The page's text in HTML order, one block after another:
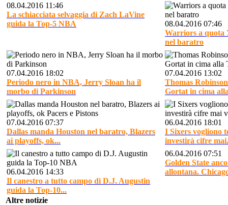
08.04.2016 11:46
La schiacciata selvaggia di Zach LaVine
guida la Top-5 NBA
08.04.2016 07:46
Warriors a quota
nel baratro
07.04.2016 18:02
Periodo nero in NBA, Jerry Sloan ha il
morbo di Parkinson
07.04.2016 13:02
Thomas
Gortat in cima
07.04.2016 07:37
Dallas manda Houston nel baratro, Blazers
ai playoffs, ok...
06.04.2016 18:01
I Sixers vogliono
investirà cifre
06.04.2016 14:33
Il canestro a tutto campo di D.J. Augustin
guida la Top-10...
06.04.2016 07:51
Golden State
allontana.
Altre notizie